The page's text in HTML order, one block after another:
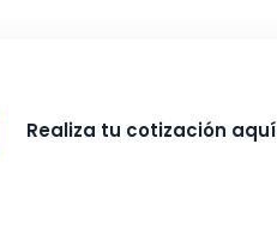
Realiza tu cotización aquí